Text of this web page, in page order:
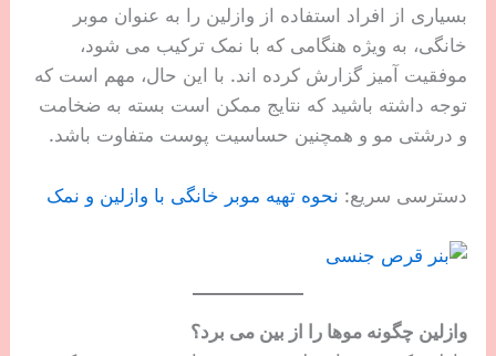
بسیاری از افراد استفاده از وازلین را به عنوان موبر
خانگی، به ویژه هنگامی که با نمک ترکیب می شود،
موفقیت آمیز گزارش کرده اند. با این حال، مهم است که
توجه داشته باشید که نتایج ممکن است بسته به ضخامت
و درشتی مو و همچنین حساسیت پوست متفاوت باشد.
دسترسی سریع: نحوه تهیه موبر خانگی با وازلین و نمک
وازلین چگونه موها را از بین می برد؟